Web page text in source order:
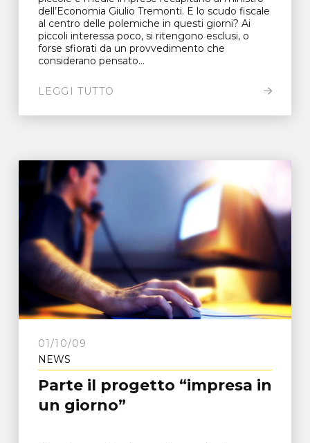
dell’Economia Giulio Tremonti. E lo scudo fiscale
al centro delle polemiche in questi giorni? Ai
piccoli interessa poco, si ritengono esclusi, o
forse sfiorati da un provvedimento che
considerano pensato...
LEGGI TUTTO
01/10/09
NEWS
Parte il progetto “impresa in
un giorno”